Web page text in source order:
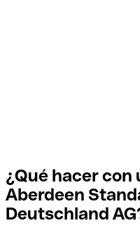
¿Qué hacer con
Aberdeen
Deutschland